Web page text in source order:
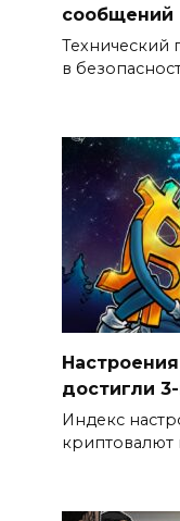
сообщений
Технический
в
достигли
Индекс
криптовалют